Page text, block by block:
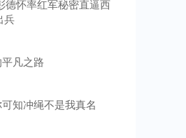
德怀率红军秘密直逼西
兵
凡之路
知冲绳不是我真名